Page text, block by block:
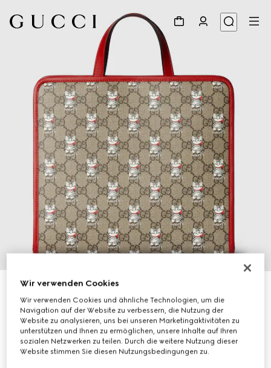
GG Kinder-Shopper mit Print
CHF 700
Variantenbeige und dunkelbraun
Wir verwenden Cookies
Wir verwenden Cookies und ähnliche Technologien, um die
Navigation auf der Website zu verbessern, die Nutzung der
Website zu analysieren, uns bei unseren Marketingaktivitäten zu
unterstützen und Ihnen zu ermöglichen, unsere Inhalte auf Ihren
sozialen Netzwerken zu teilen. Durch die weitere Nutzung dieser
Website stimmen Sie diesen Nutzungsbedingungen zu.